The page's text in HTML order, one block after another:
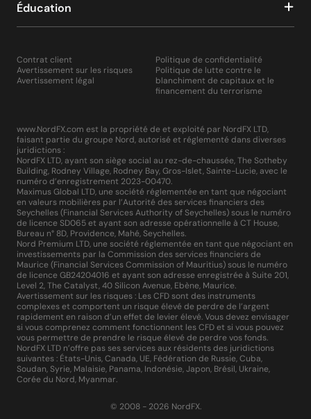
Éducation
Contrat client
Avertissement sur les risques
Avertissement légal
Politique de confidentialité
Politique de lutte contre le
blanchiment de capitaux et le
financement du terrorisme
www.NordFX.com est la propriété de et exploité par NordFX LTD,
faisant partie du groupe Nord, autorisé et réglementé dans diverses
juridictions :
NordFX LTD, ayant son siège social au rez-de-chaussée, The Sotheby
Building, Rodney Village, Rodney Bay, Gros-Islet, Sainte-Lucie, avec le
numéro d’enregistrement 2023-00470.
Maximus Global LTD, une société réglementée en tant que négociant
en valeurs mobilières par l’Autorité des services financiers des
Seychelles (Financial Services Authority of Seychelles) sous le numéro
de licence SD065 et ayant son adresse opérationnelle à CT House,
Bureau n° 8D, Providence, Mahé, Seychelles.
Nord Premium LTD, une société réglementée en tant que négociant en
investissements par la Commission des services financiers de
Maurice (Financial Services Commission of Mauritius) sous le numéro
de licence GB24204016 et ayant son adresse enregistrée à Suite 201,
Level 2, The Catalyst, 40 Silicon Avenue, Ebène, Maurice.
Avertissement sur les risques : Les CFD sont des instruments
complexes et comportent un risque élevé de perdre de l’argent
rapidement en raison d’un effet de levier élevé. Vous devez envisager
si vous comprenez comment fonctionnent les CFD et si vous pouvez
vous permettre de prendre le risque élevé de perdre vos fonds.
NordFX LTD n’offre pas ses services aux résidents des juridictions
suivantes : États-Unis, Canada, UE, Fédération de Russie, Cuba,
Soudan, Syrie, Malaisie, Panama, Indonésie, Japon, Brésil, Ukraine,
Corée du Nord, Myanmar.
© 2008 - 2026 NordFX.